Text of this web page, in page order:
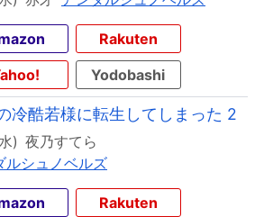
Rakuten
Yodobashi
冷酷若様に転生してしまった 2
) 夜乃すてら
ルシュノベルズ
Rakuten